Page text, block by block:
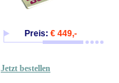
Preis: € 449,-
Jetzt bestellen